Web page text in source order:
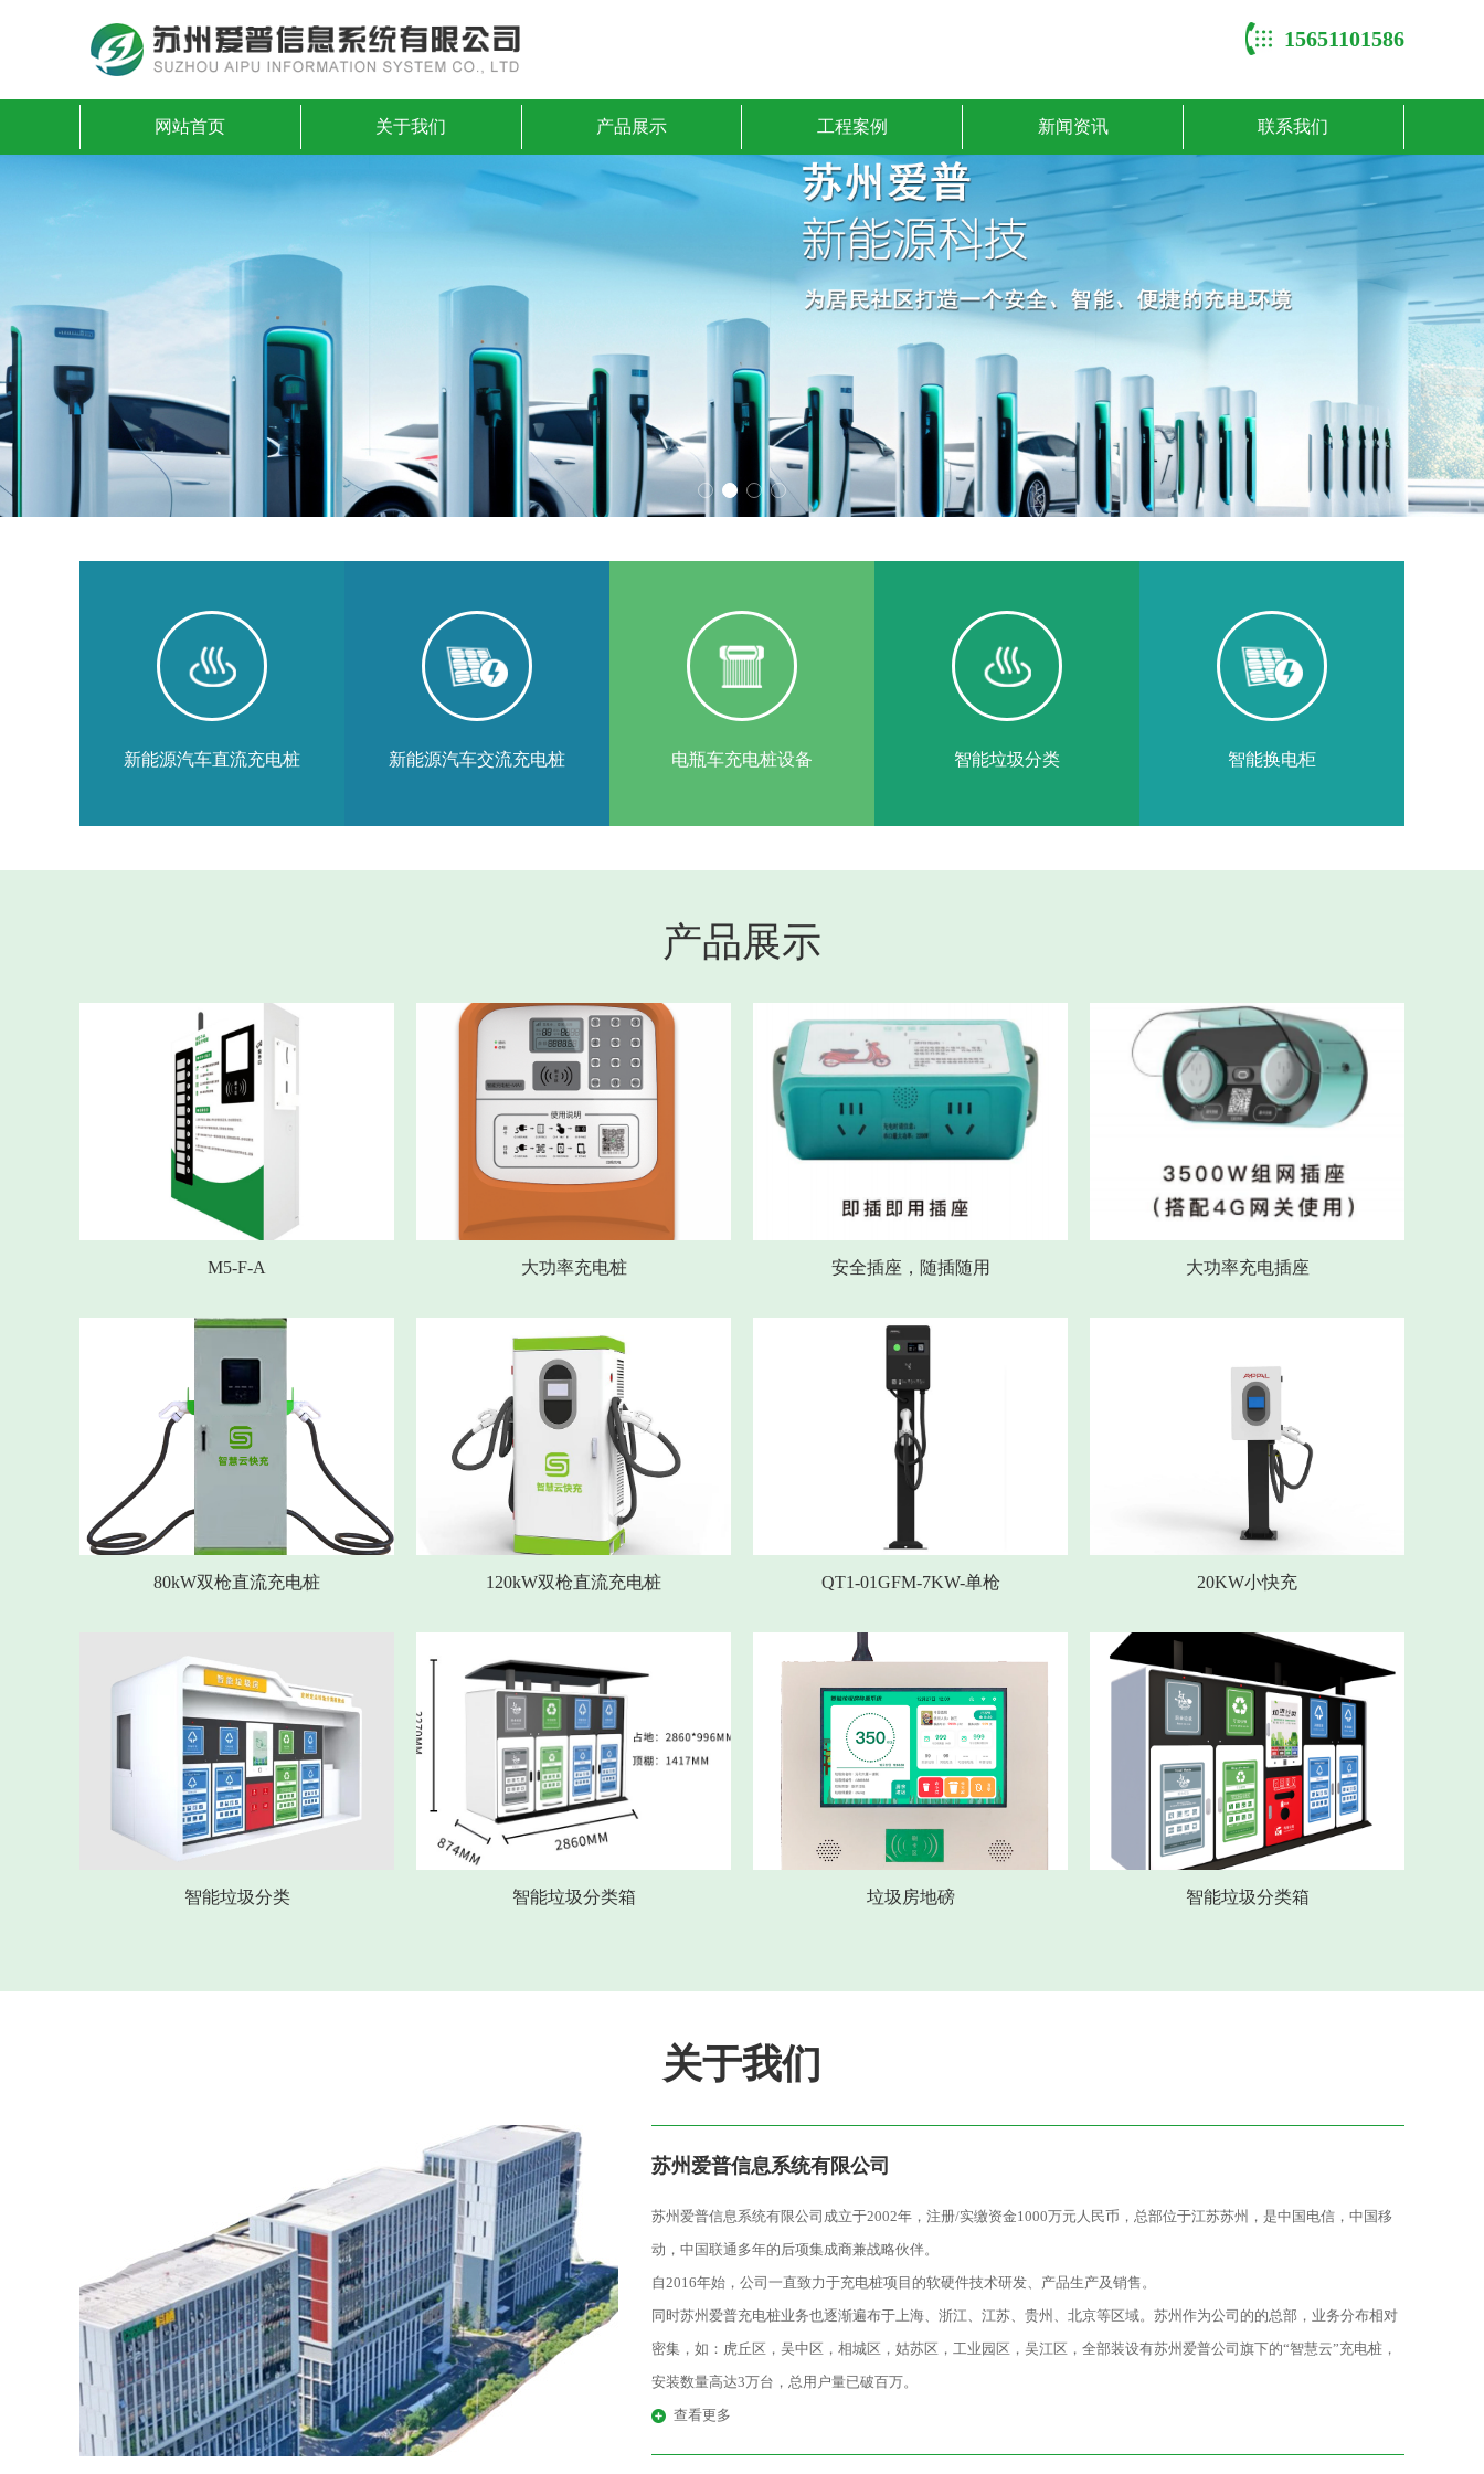
15651101586
网站首页 关于我们 产品展示 工程案例 新闻资讯 联系我们
新能源汽车直流充电桩 新能源汽车交流充电桩 电瓶车充电桩设备 智能垃圾分类 智能换电柜
产品展示
M5-F-A 大功率充电桩 安全插座，随插随用 大功率充电插座
80kW双枪直流充电桩 120kW双枪直流充电桩 QT1-01GFM-7KW-单枪 20KW小快充
智能垃圾分类 智能垃圾分类箱 垃圾房地磅 智能垃圾分类箱
关于我们
苏州爱普信息系统有限公司
苏州爱普信息系统有限公司成立于2002年，注册/实缴资金1000万元人民币，总部位于江苏苏州，是中国电信，中国移
动，中国联通多年的后项集成商兼战略伙伴。
自2016年始，公司一直致力于充电桩项目的软硬件技术研发、产品生产及销售。
同时苏州爱普充电桩业务也逐渐遍布于上海、浙江、江苏、贵州、北京等区域。苏州作为公司的的总部，业务分布相对
密集，如：虎丘区，吴中区，相城区，姑苏区，工业园区，吴江区，全部装设有苏州爱普公司旗下的“智慧云”充电桩，
安装数量高达3万台，总用户量已破百万。
公司信念：为居民社区打造一个安全、智能、便捷的充电环境。
查看更多